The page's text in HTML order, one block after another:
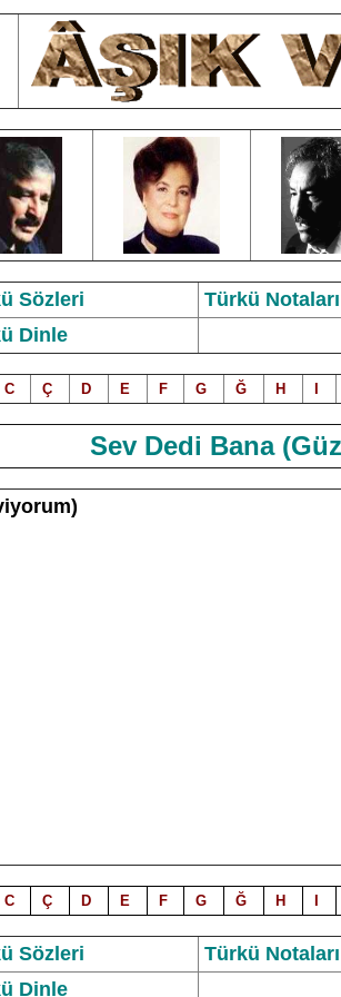
Sözleri Türkü Notaları
Dinle
C Ç D E F G Ğ H
Sev Dedi Bana
C Ç D E F G Ğ H
Sözleri Türkü Notaları
Dinle